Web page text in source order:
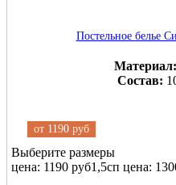
Постельное белье
Материал:
Состав:
от 1190 руб
Выберите размеры
цена: 1190 руб1,5сп цена: